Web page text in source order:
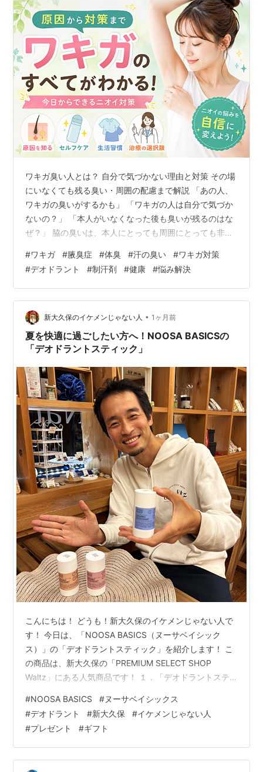
ワキガ臭い人とは？ 自分で気づかない理由と対策 その場
にいなくても残る臭い・周囲の配慮まで解説 「あの人、
ワキガの臭いがするかも」 「ワキガの人は自分で気づか
ないの？」 「本人がいなくなった後も臭いが残るのはな
ぜ？」 脇の臭いは、本人にとっても周囲にとっても非常
どでは、ワキガの臭いが気になってしまうことがありま
す。 一方で、ワキガは単純に「不潔だから臭う」という
ものではありません。 体質や汗腺の特徴が関係する場合
もあり、本人が自分の臭いに気づきにくいこともありま
す。 このブログでは、ワキガとは何か、自分で気づかな
い理由、臭いが残る原因、効果的…
#ワキガ #腋臭症 #体臭 #汗の臭い #ワキガ対策
#デオドラント #制汗剤 #健康 #悩み解決
新大久保のイケメンじゃない人 • 1ヶ月前
夏を快適に過ごしたい方へ！NOOSA BASICSの
「デオドラントスティック」
こんにちは！ どうも！新大久保のイケメンじゃない人で
す！ 今日は、「NOOSA BASICS（ヌーサベイシック
ス）」の「デオドラントスティック」を紹介します！ こ
の商品は、新大久保の「PREMIUM SELECT SHOP
Waltz」にある人気商品です！ １．「デオドラントステ
ーガニック植物成分を使用したスティックタイプのデオ
ドラントバームです。 タピオカパウダーとカオリンクレ
イが、汗や余分な皮脂を吸収し、お肌をさらりとした快
適な状態に保ちます。また、高保湿成分シアバターがお
肌に潤いを与えてくれます。 スティックタイプであるた
#NOOSA BASICS #ヌーサベイシックス
#デオドラント #新大久保 #イケメンじゃない人
#プレゼント #ギフト